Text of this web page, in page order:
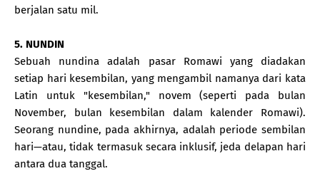
berjalan satu mil.
5. NUNDIN
Sebuah nundina adalah pasar Romawi yang diadakan
setiap hari kesembilan, yang mengambil namanya dari kata
Latin untuk "kesembilan," novem (seperti pada bulan
November, bulan kesembilan dalam kalender Romawi).
Seorang nundine, pada akhirnya, adalah periode sembilan
hari—atau, tidak termasuk secara inklusif, jeda delapan hari
antara dua tanggal.